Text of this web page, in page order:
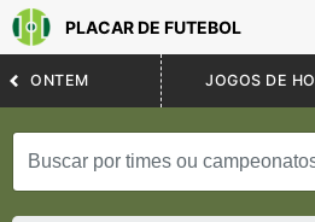
PLACAR DE FUTEBOL
ONTEM JOGOS DE